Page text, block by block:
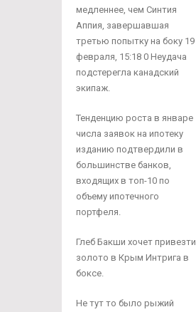
медленнее, чем Синтия
Аппия, завершавшая
третью попытку на боку 19
февраля, 15:18 0 Неудача
подстерегла канадский
экипаж.
Тенденцию роста в январе
числа заявок на ипотеку
изданию подтвердили в
большинстве банков,
входящих в топ-10 по
объему ипотечного
портфеля.
Глеб Бакши хочет привезти
золото в Крым Интрига в
боксе.
Не тут то было рыжий